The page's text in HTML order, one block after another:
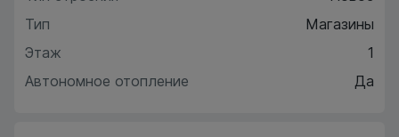
Тип
Магазины
Этаж
1
Автономное отопление
Да